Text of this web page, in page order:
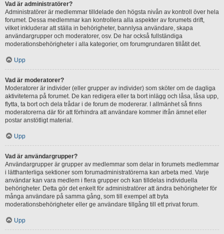
Vad är administratörer?
Administratörer är medlemmar tilldelade den högsta nivån av kontroll över hela
forumet. Dessa medlemmar kan kontrollera alla aspekter av forumets drift,
vilket inkluderar att ställa in behörigheter, bannlysa användare, skapa
användargrupper och moderatorer, osv. De har också fullständiga
moderationsbehörigheter i alla kategorier, om forumgrundaren tillåtit det.
Upp
Vad är moderatorer?
Moderatorer är individer (eller grupper av individer) som sköter om de dagliga
aktiviteterna på forumet. De kan redigera eller ta bort inlägg och låsa, låsa upp,
flytta, ta bort och dela trådar i de forum de modererar. I allmänhet så finns
moderatorerna där för att förhindra att användare kommer ifrån ämnet eller
postar anstötligt material.
Upp
Vad är användargrupper?
Användargrupper är grupper av medlemmar som delar in forumets medlemmar
i lätthanterliga sektioner som forumadministratörerna kan arbeta med. Varje
användar kan vara medlem i flera grupper och kan tilldelas individuella
behörigheter. Detta gör det enkelt för administratörer att ändra behörigheter för
många användare på samma gång, som till exempel att byta
moderationsbehörigheter eller ge användare tillgång till ett privat forum.
Upp